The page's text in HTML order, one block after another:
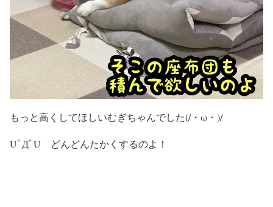
もっと高くしてほしいむぎちゃんでした(/・ω・)/
UﾟДﾟU どんどんたかくするのよ！